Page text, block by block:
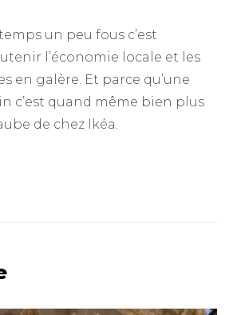
un peu fous c’est
l’économie locale et les
en galère. Et parce qu’une
c’est quand même bien plus
de chez Ikéa.